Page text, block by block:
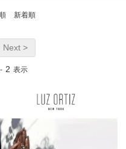
新着順
Next >
- 2 表示